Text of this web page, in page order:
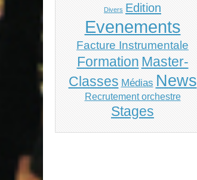
Divers Edition
Evenements
Facture Instrumentale
Formation Master-
Classes Médias News
Recrutement orchestre
Stages